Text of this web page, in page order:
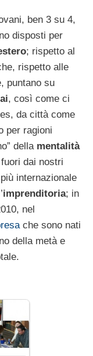
ben 3 su 4,
disposti per
; rispetto al
rispetto alle
puntano su
, così come ci
da città come
per ragioni
della mentalità
dai nostri
internazionale
imprenditoria; in
nel
che sono nati
della metà e